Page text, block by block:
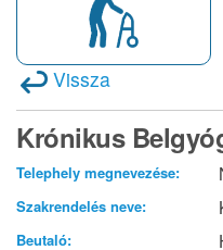
Vissza
Krónikus
Telephely megnevezése:
Szakrendelés neve:
Beutaló: